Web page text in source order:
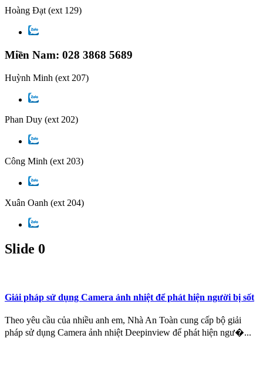
Hoàng Đạt (ext 129)
Miền Nam: 028 3868 5689
Huỳnh Minh (ext 207)
Phan Duy (ext 202)
Công Minh (ext 203)
Xuân Oanh (ext 204)
Slide 0
Giải pháp sử dụng Camera ảnh nhiệt để phát hiện người bị sốt
Theo yêu cầu của nhiều anh em, Nhà An Toàn cung cấp bộ giải
pháp sử dụng Camera ảnh nhiệt Deepinview để phát hiện ngư�...